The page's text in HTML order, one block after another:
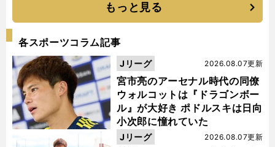
もっと見る
各スポーツコラム記事
宮市亮のアーセナル時代の同僚
ウォルコットは『ドラゴンボー
ル』が大好き ポドルスキは日向
小次郎に憧れていた
2026.08.07更新
Jリーグ
2026.08.07更新
Jリーグ